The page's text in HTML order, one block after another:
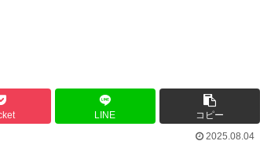
LINE
コピー
2025.08.04